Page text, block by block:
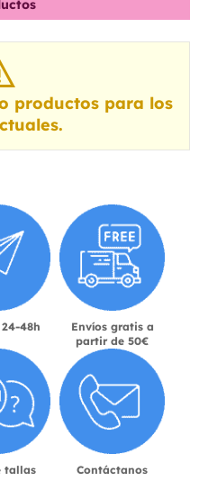
productos para los
48h
Envíos gratis a
partir de 50€
tallas Contáctanos